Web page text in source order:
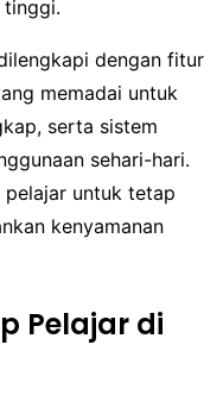
tinggi.
dengan fitur
memadai untuk
serta sistem
sehari-hari.
untuk tetap
kenyamanan
Pelajar di